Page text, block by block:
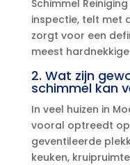
Schimmel
inspectie, telt met
zorgt voor een
meest
2.​ Wat zijn
schimmel kan
In veel huizen in
vooral optreedt
geventileerde
keuken,